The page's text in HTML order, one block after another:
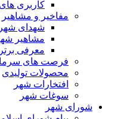
کاربری
مفاخیر و مشاهیر
شهدای شهر
مشاهیر
معرفی
فرصت های
محصولات تولیدی
افتخارات شهر
سوغات شهر
شورای شهر